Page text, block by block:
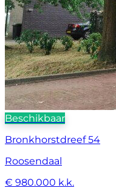
Beschikbaar
Bronkhorstdreef 54
Roosendaal
€ 980.000 k.k.